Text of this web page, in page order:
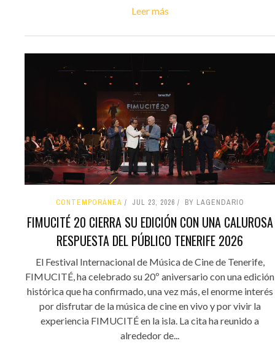
Leer más
CONTEMPORÁNEA JUL 23, 2026 BY LAGENDARIO
FIMUCITÉ 20 CIERRA SU EDICIÓN CON UNA CALUROSA
RESPUESTA DEL PÚBLICO TENERIFE 2026
El Festival Internacional de Música de Cine de Tenerife,
FIMUCITÉ, ha celebrado su 20º aniversario con una edición
histórica que ha confirmado, una vez más, el enorme interés
por disfrutar de la música de cine en vivo y por vivir la
experiencia FIMUCITÉ en la isla. La cita ha reunido a
alrededor de...